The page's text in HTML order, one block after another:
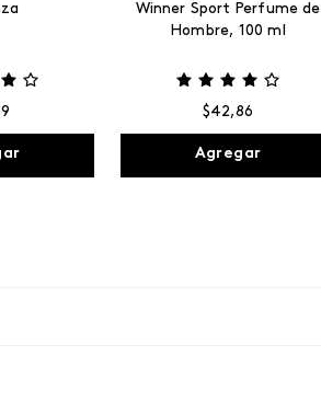
Winner Sport Perfume de
Hombre, 100 ml
$42,86
Agregar